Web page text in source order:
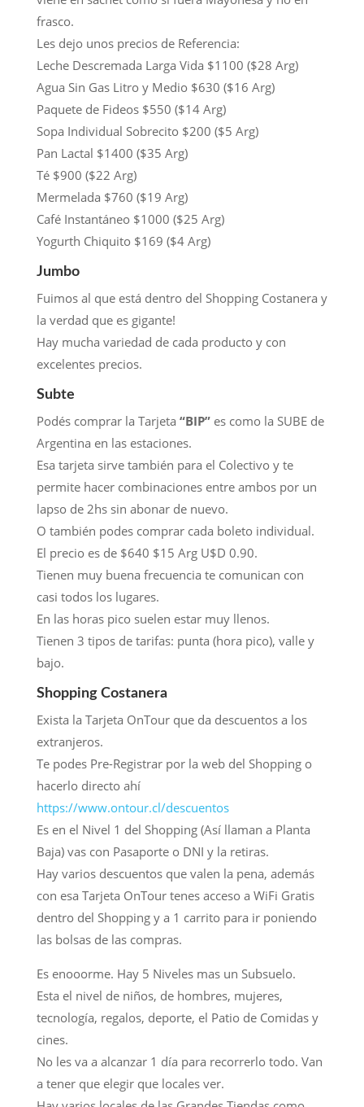
frasco.
Les dejo unos precios de Referencia:
Leche Descremada Larga Vida $1100 ($28 Arg)
Agua Sin Gas Litro y Medio $630 ($16 Arg)
Paquete de Fideos $550 ($14 Arg)
Sopa Individual Sobrecito $200 ($5 Arg)
Pan Lactal $1400 ($35 Arg)
Té $900 ($22 Arg)
Mermelada $760 ($19 Arg)
Café Instantáneo $1000 ($25 Arg)
Yogurth Chiquito $169 ($4 Arg)
Jumbo
Fuimos al que está dentro del Shopping Costanera y
la verdad que es gigante!
Hay mucha variedad de cada producto y con
excelentes precios.
Subte
Podés comprar la Tarjeta “BIP”es como la SUBE de
Argentina en las estaciones.
Esa tarjeta sirve también para el Colectivo y te
permite hacer combinaciones entre ambos por un
lapso de 2hs sin abonar de nuevo.
O también podes comprar cada boleto individual.
El precio es de $640 $15 Arg U$D 0.90.
Tienen muy buena frecuencia te comunican con
casi todos los lugares.
En las horas pico suelen estar muy llenos.
Tienen 3 tipos de tarifas: punta (hora pico), valle y
bajo.
Shopping Costanera
Exista la Tarjeta OnTour que da descuentos a los
extranjeros.
Te podes Pre-Registrar por la web del Shopping o
hacerlo directo ahí
https://www.ontour.cl/descuentos
Es en el Nivel 1 del Shopping (Así llaman a Planta
Baja) vas con Pasaporte o DNI y la retiras.
Hay varios descuentos que valen la pena, además
con esa Tarjeta OnTour tenes acceso a WiFi Gratis
dentro del Shopping y a 1 carrito para ir poniendo
las bolsas de las compras.
Es enooorme. Hay 5 Niveles mas un Subsuelo.
Esta el nivel de niños, de hombres, mujeres,
tecnología, regalos, deporte, el Patio de Comidas y
cines.
No les va a alcanzar 1 día para recorrerlo todo. Van
a tener que elegir que locales ver.